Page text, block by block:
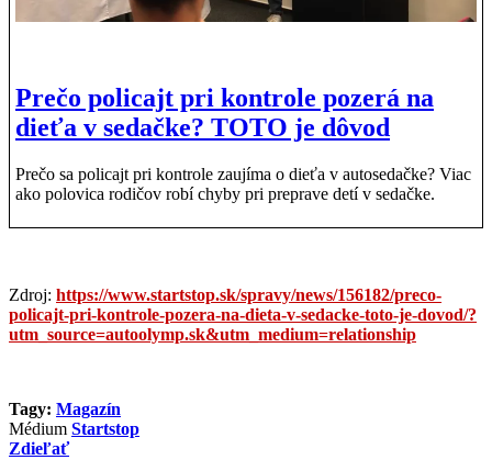
Prečo policajt pri kontrole pozerá na
dieťa v sedačke? TOTO je dôvod
Prečo sa policajt pri kontrole zaujíma o dieťa v autosedačke? Viac
ako polovica rodičov robí chyby pri preprave detí v sedačke.
Zdroj: https://www.startstop.sk/spravy/news/156182/preco-
policajt-pri-kontrole-pozera-na-dieta-v-sedacke-toto-je-dovod/?
utm_source=autoolymp.sk&utm_medium=relationship
Tagy: Magazín
Médium Startstop
Zdieľať